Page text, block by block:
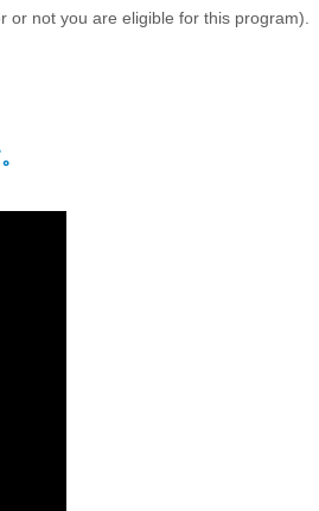
not you are eligible for this program).